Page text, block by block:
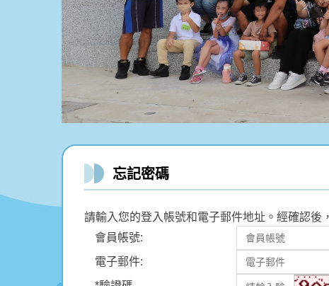
忘記密碼
請輸入您的登入帳號和電子郵件地址。經確認後
會員帳號:
電子郵件: